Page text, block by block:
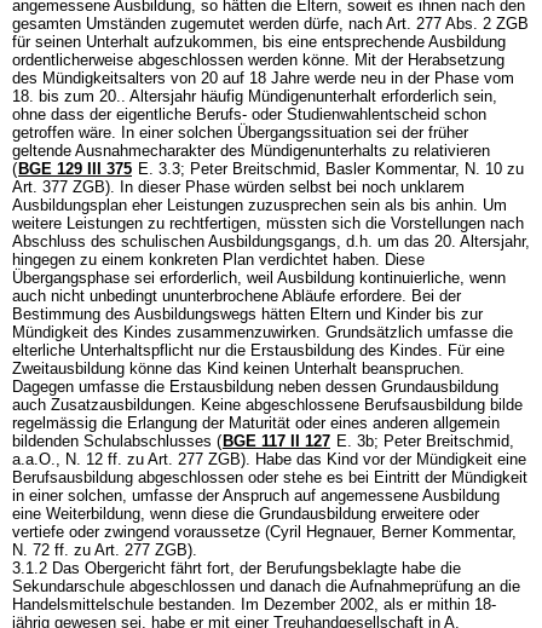
angemessene Ausbildung, so hätten die Eltern, soweit es ihnen nach den
gesamten Umständen zugemutet werden dürfe, nach Art. 277 Abs. 2 ZGB
für seinen Unterhalt aufzukommen, bis eine entsprechende Ausbildung
ordentlicherweise abgeschlossen werden könne. Mit der Herabsetzung
des Mündigkeitsalters von 20 auf 18 Jahre werde neu in der Phase vom
18. bis zum 20.. Altersjahr häufig Mündigenunterhalt erforderlich sein,
ohne dass der eigentliche Berufs- oder Studienwahlentscheid schon
getroffen wäre. In einer solchen Übergangssituation sei der früher
geltende Ausnahmecharakter des Mündigenunterhalts zu relativieren
( BGE 129 III 375 E. 3.3; Peter Breitschmid, Basler Kommentar, N. 10 zu
Art. 377 ZGB). In dieser Phase würden selbst bei noch unklarem
Ausbildungsplan eher Leistungen zuzusprechen sein als bis anhin. Um
weitere Leistungen zu rechtfertigen, müssten sich die Vorstellungen nach
Abschluss des schulischen Ausbildungsgangs, d.h. um das 20. Altersjahr,
hingegen zu einem konkreten Plan verdichtet haben. Diese
Übergangsphase sei erforderlich, weil Ausbildung kontinuierliche, wenn
auch nicht unbedingt ununterbrochene Abläufe erfordere. Bei der
Bestimmung des Ausbildungswegs hätten Eltern und Kinder bis zur
Mündigkeit des Kindes zusammenzuwirken. Grundsätzlich umfasse die
elterliche Unterhaltspflicht nur die Erstausbildung des Kindes. Für eine
Zweitausbildung könne das Kind keinen Unterhalt beanspruchen.
Dagegen umfasse die Erstausbildung neben dessen Grundausbildung
auch Zusatzausbildungen. Keine abgeschlossene Berufsausbildung bilde
regelmässig die Erlangung der Maturität oder eines anderen allgemein
bildenden Schulabschlusses ( BGE 117 II 127 E. 3b; Peter Breitschmid,
a.a.O., N. 12 ff. zu Art. 277 ZGB). Habe das Kind vor der Mündigkeit eine
Berufsausbildung abgeschlossen oder stehe es bei Eintritt der Mündigkeit
in einer solchen, umfasse der Anspruch auf angemessene Ausbildung
eine Weiterbildung, wenn diese die Grundausbildung erweitere oder
vertiefe oder zwingend voraussetze (Cyril Hegnauer, Berner Kommentar,
N. 72 ff. zu Art. 277 ZGB).
3.1.2 Das Obergericht fährt fort, der Berufungsbeklagte habe die
Sekundarschule abgeschlossen und danach die Aufnahmeprüfung an die
Handelsmittelschule bestanden. Im Dezember 2002, als er mithin 18-
jährig gewesen sei, habe er mit einer Treuhandgesellschaft in A.________